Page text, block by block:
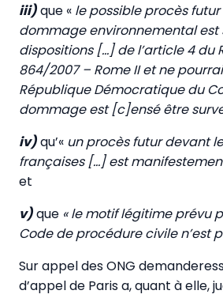
iii)que « le possible procès
dommage environnemental est
dispositions […] de l’article 4 du
864/2007 – Rome II et ne
République Démocratique du
dommage est [c]ensé être
iv)qu’« un procès futur devant
françaises […] est
et
v)que « le motif légitime prévu
Code de procédure civile n’est
Sur appel des ONG
d’appel de Paris a, quant à elle,